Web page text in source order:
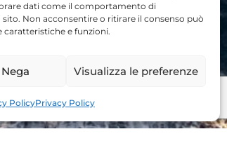
dati come il comportamento di
Non acconsentire o ritirare il consenso può
caratteristiche e funzioni.
Nega Visualizza le preferenze
PolicyPrivacy Policy